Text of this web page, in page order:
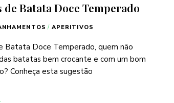
de Batata Doce Temperado
/ APERITIVOS
Batata Doce Temperado, quem não
batatas bem crocante e com um bom
Conheça esta sugestão